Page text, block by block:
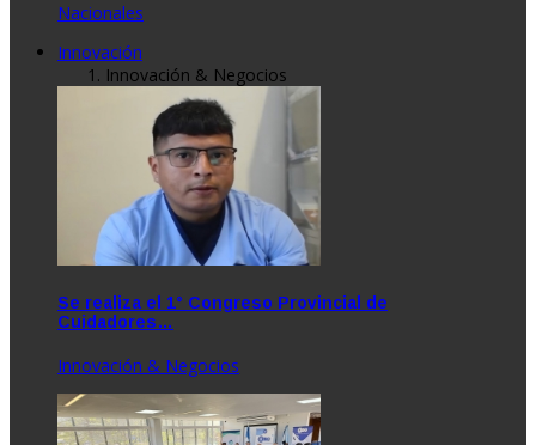
Nacionales
Innovación
Innovación & Negocios
Se realiza el 1° Congreso Provincial de
Cuidadores…
Innovación & Negocios